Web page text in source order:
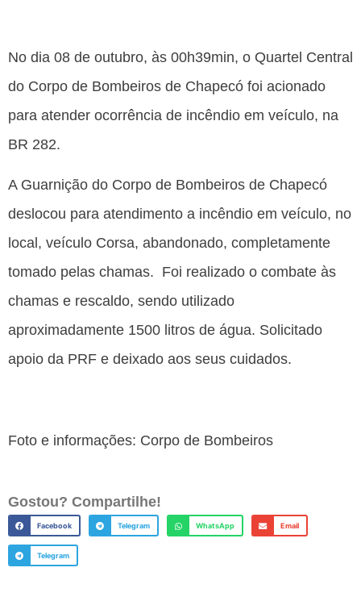
No dia 08 de outubro, às 00h39min, o Quartel Central
do Corpo de Bombeiros de Chapecó foi acionado
para atender ocorrência de incêndio em veículo, na
BR 282.
A Guarnição do Corpo de Bombeiros de Chapecó
deslocou para atendimento a incêndio em veículo, no
local, veículo Corsa, abandonado, completamente
tomado pelas chamas. Foi realizado o combate às
chamas e rescaldo, sendo utilizado
aproximadamente 1500 litros de água. Solicitado
apoio da PRF e deixado aos seus cuidados.
Foto e informações: Corpo de Bombeiros
Gostou? Compartilhe!
Facebook Telegram WhatsApp Email
Telegram